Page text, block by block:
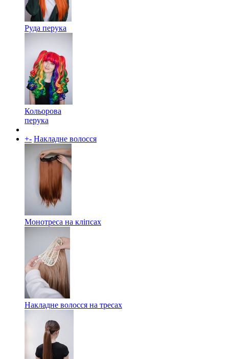
Руда перука
Кольорова
перука
+- Накладне волосся
Монотреса на кліпсах
Накладне волосся на тресах